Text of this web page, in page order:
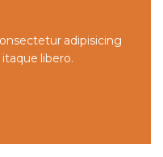
adipisicing
libero.